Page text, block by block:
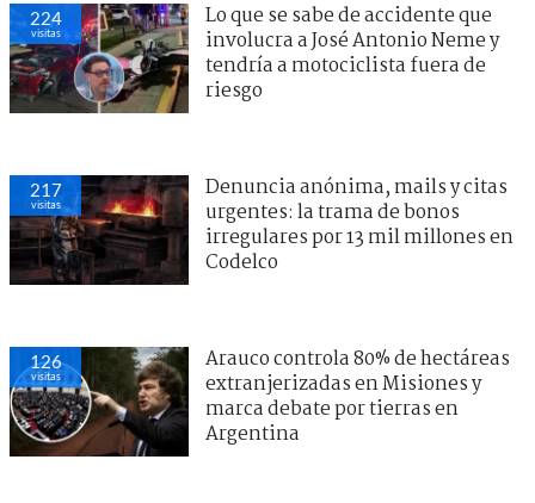
224
visitas
Lo que se sabe de accidente que
involucra a José Antonio Neme y
tendría a motociclista fuera de
riesgo
217
visitas
Denuncia anónima, mails y citas
urgentes: la trama de bonos
irregulares por 13 mil millones en
Codelco
126
visitas
Arauco controla 80% de hectáreas
extranjerizadas en Misiones y
marca debate por tierras en
Argentina